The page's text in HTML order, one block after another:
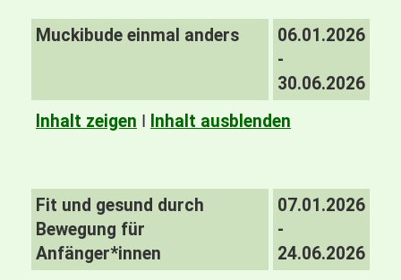
Muckibude einmal anders
06.01.2026
-
30.06.2026
Inhalt zeigen I Inhalt ausblenden
Fit und gesund durch
Bewegung für
Anfänger*innen
07.01.2026
-
24.06.2026